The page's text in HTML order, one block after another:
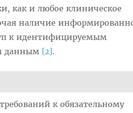
как и любое клиническое
наличие
к идентифицируемым
данным [2] .
к обязательному